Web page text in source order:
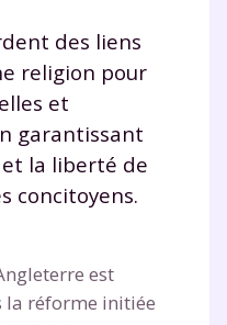
des liens
religion pour
et
garantissant
la liberté de
concitoyens.
est
la réforme initiée